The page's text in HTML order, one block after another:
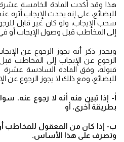
هذا وقد أكدت المادة الخامسة عشرة
للبضائع، على إنه يحدث الإيجاب أثره
سحب الإيجاب، ولو كان غير قابل
إلى المخاطب قبل وصول الإيجاب
ويجدر ذكر أنه يجوز الرجوع عن
الرجوع عن الإيجاب إلى المخاطب
قبوله، وفق المادة السادسة عشرة
للبضائع، ومع ذلك لا يجوز الرجوع عن
أ- إذا تبين منه أنه لا رجوع عنه،
بطريقة أخرى، أو
ب- إذا كان من المعقول للمخاطب أن
وتصرف على هذا الأساس.